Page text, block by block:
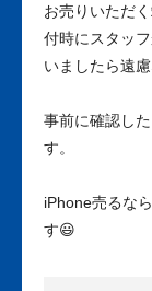
お売りいただ
付時にスタッ
いましたら遠
事前に確認し
す。
iPhone売るな
す😃